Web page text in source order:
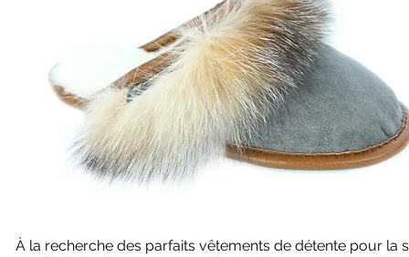
À la recherche des parfaits vêtements de détente pour